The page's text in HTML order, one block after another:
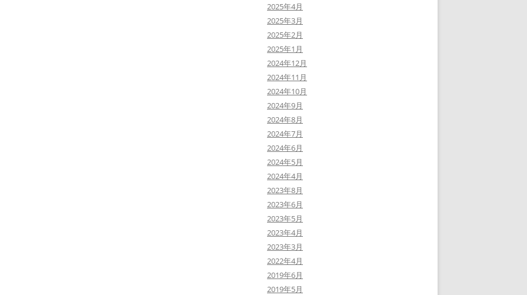
2025年4月
2025年3月
2025年2月
2025年1月
2024年12月
2024年11月
2024年10月
2024年9月
2024年8月
2024年7月
2024年6月
2024年5月
2024年4月
2023年8月
2023年6月
2023年5月
2023年4月
2023年3月
2022年4月
2019年6月
2019年5月